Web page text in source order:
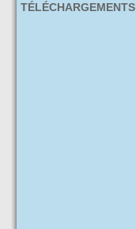
TÉLÉCHARGEMENTS